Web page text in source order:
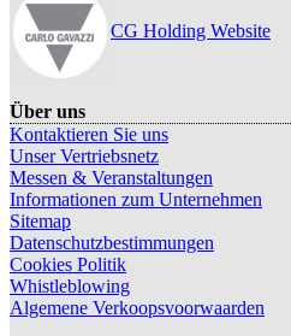
CG Holding Website
Über uns
Kontaktieren Sie uns
Unser Vertriebsnetz
Messen & Veranstaltungen
Informationen zum Unternehmen
Sitemap
Datenschutzbestimmungen
Cookies Politik
Whistleblowing
Algemene Verkoopsvoorwaarden